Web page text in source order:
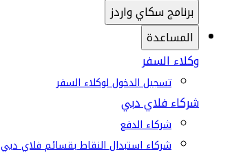
برنامج سكاي واردز
المساعدة
وكلاء السفر
تسجيل الدخول لوكلاء السفر
شركاء فلاي دبي
شركاء الدفع
شركاء استبدال النقاط بقسائم فلاي دبي